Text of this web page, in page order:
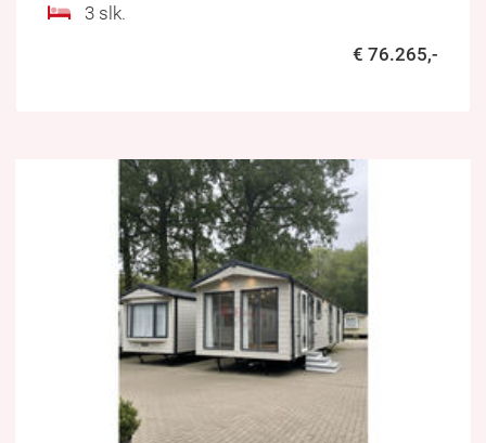
3 slk.
€ 76.265,-